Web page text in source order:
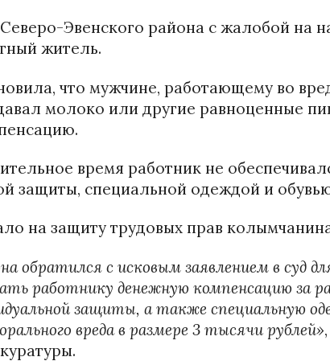
Эвенского района с жалобой на
житель.
что мужчине, работающему во
молоко или другие равноценные
время работник не
защиты, специальной одеждой и
на защиту трудовых прав
обратился с исковым заявлением в суд
работнику денежную компенсацию за
защиты, а также специальную
вреда в размере 3 тысячи рублей»